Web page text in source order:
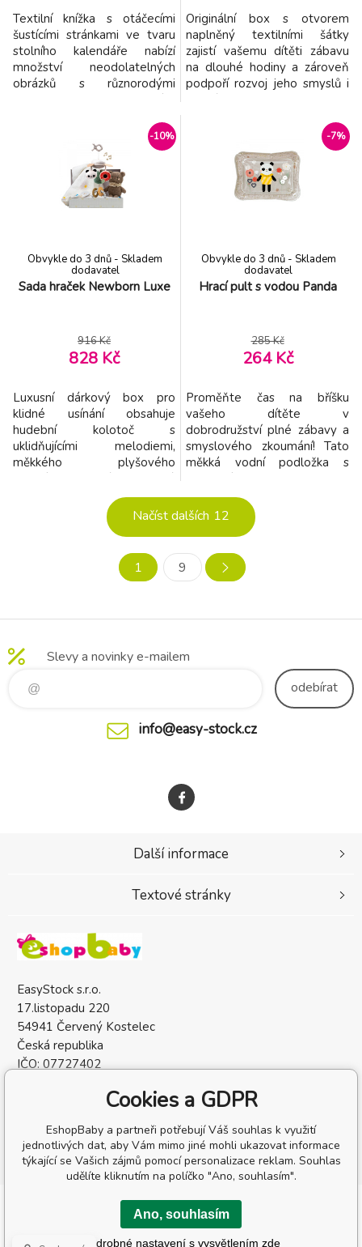
Textilní knížka s otáčecími
šustícími stránkami ve tvaru
stolního kalendáře nabízí
množství neodolatelných
obrázků s různorodými
Ideální pro postavení před
dítě při hře na bříšku. Knížka
nabízí dva typy obrázků pro
dvě vývojová stádia dítěte:
0-3 měsíce: stránky s
bezpečným zrcátkem
Originální box s otvorem
naplněný textilními šátky
zajistí vašemu dítěti zábavu
na dlouhé hodiny a zároveň
podpoří rozvoj jeho smyslů i
různých barev z jemné
organzy a 2 šusticí šátky s
různorodou texturou a
potiskem. Dítě může šátky z
boxu vytahovat a znovu je do
-10%
Sada hraček Newborn Luxe
Obvykle do 3 dnů - Skladem
dodavatel
916 Kč
828 Kč
Luxusní dárkový box pro
klidné usínání obsahuje
hudební kolotoč s
uklidňujícími melodiemi,
měkkého plyšového
kousátko a textilní plenu.
Textilní plena s originálním
silikonovým knoflíkem je
miminka i jako přehoz pro
diskrétní kojení miminka.
-7%
Hrací pult s vodou Panda
Obvykle do 3 dnů - Skladem
dodavatel
285 Kč
264 Kč
Proměňte čas na bříšku
vašeho dítěte v
dobrodružství plné zábavy a
smyslového zkoumání! Tato
měkká vodní podložka s
každé miminko a pomáhá při
posilování svalů i rozvoji zraku
a motoriky. Aktivní hra a
motiv s ilustrací pandy
přitahuje pozornost a
Načíst dalších 12
1 9
Slevy a novinky e-mailem
odebírat
info@easy-stock.cz
EasyStock s.r.o.
17.listopadu 220
54941 Červený Kostelec
Česká republika
IČO: 07727402
Další informace
Textové stránky
Copyright © 2026 EasyStock s.r.o.
Všechna práva vyhrazena.
Cookies a GDPR
EshopBaby a partneři potřebují Váš souhlas k využití
jednotlivých dat, aby Vám mimo jiné mohli ukazovat informace
týkající se Vašich zájmů pomocí personalizace reklam. Souhlas
udělíte kliknutím na políčko "Ano, souhlasím".
Ano, souhlasím
Podrobné nastavení s vysvětlením zde